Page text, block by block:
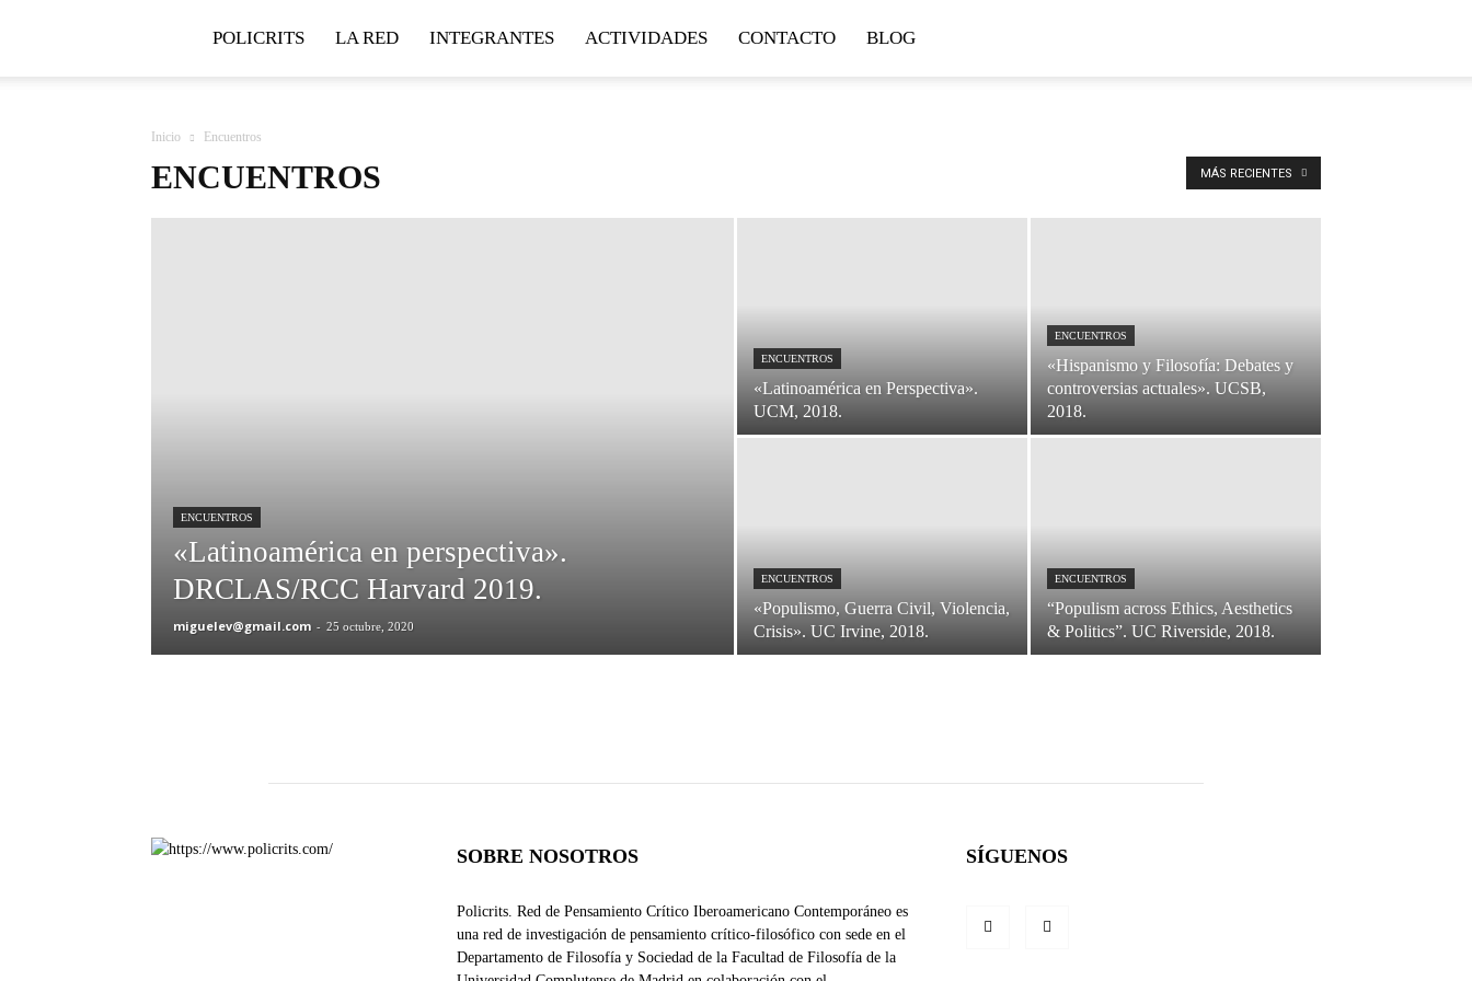
POLICRITS LA RED INTEGRANTES ACTIVIDADES CONTACTO BLOG
Inicio Encuentros
ENCUENTROS MÁS RECIENTES
ENCUENTROS
«Latinoamérica en perspectiva».
DRCLAS/RCC Harvard 2019.
miguelev@gmail.com - 25 octubre, 2020
ENCUENTROS
«Latinoamérica en Perspectiva».
UCM, 2018.
ENCUENTROS
«Hispanismo y Filosofía: Debates y
controversias actuales». UCSB,
2018.
ENCUENTROS
«Populismo, Guerra Civil, Violencia,
Crisis». UC Irvine, 2018.
ENCUENTROS
“Populism across Ethics, Aesthetics
& Politics”. UC Riverside, 2018.
SOBRE NOSOTROS
Policrits. Red de Pensamiento Crítico Iberoamericano Contemporáneo es
una red de investigación de pensamiento crítico-filosófico con sede en el
Departamento de Filosofía y Sociedad de la Facultad de Filosofía de la
SÍGUENOS